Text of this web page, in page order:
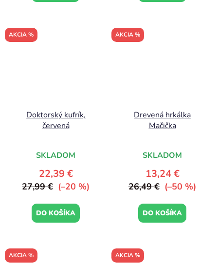
AKCIA %
Doktorský kufrík,
červená
SKLADOM
22,39 €
27,99 € (–20 %)
DO KOŠÍKA
AKCIA %
Drevená hrkálka
Mačička
SKLADOM
13,24 €
26,49 € (–50 %)
DO KOŠÍKA
AKCIA % AKCIA %